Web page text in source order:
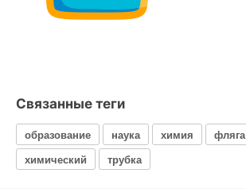
Связанные теги
образование наука химия фляга
химический
трубка